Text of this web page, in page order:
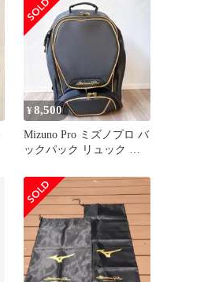
¥8,500
Mizuno Pro ミズノプロ バ
ックパック リュック ネ